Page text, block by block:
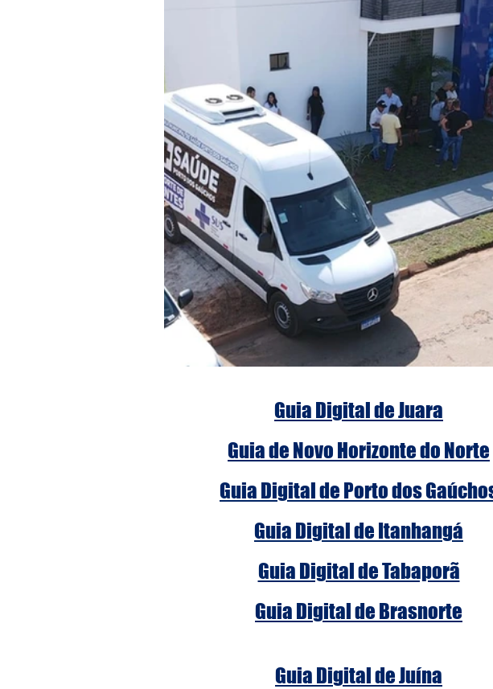
Guia Digital de Juara
Guia de Novo Horizonte do Norte
Guia Digital de Porto dos
Guia Digital de Itanhangá
Guia Digital de Tabaporã
Guia Digital de Brasnorte
Guia Digital de Juína